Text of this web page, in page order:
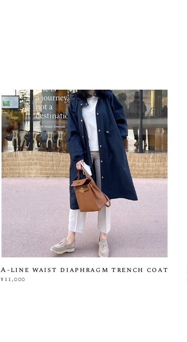
A-line waist diaphragm trench coat
¥11,000